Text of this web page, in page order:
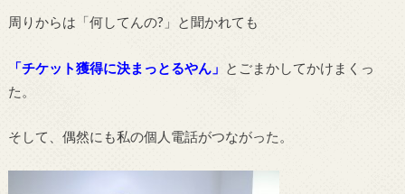
周りからは「何してんの?」と聞かれても
「チケット獲得に決まっとるやん」 とごまかしてかけまくっ
た。
そして、偶然にも私の個人電話がつながった。